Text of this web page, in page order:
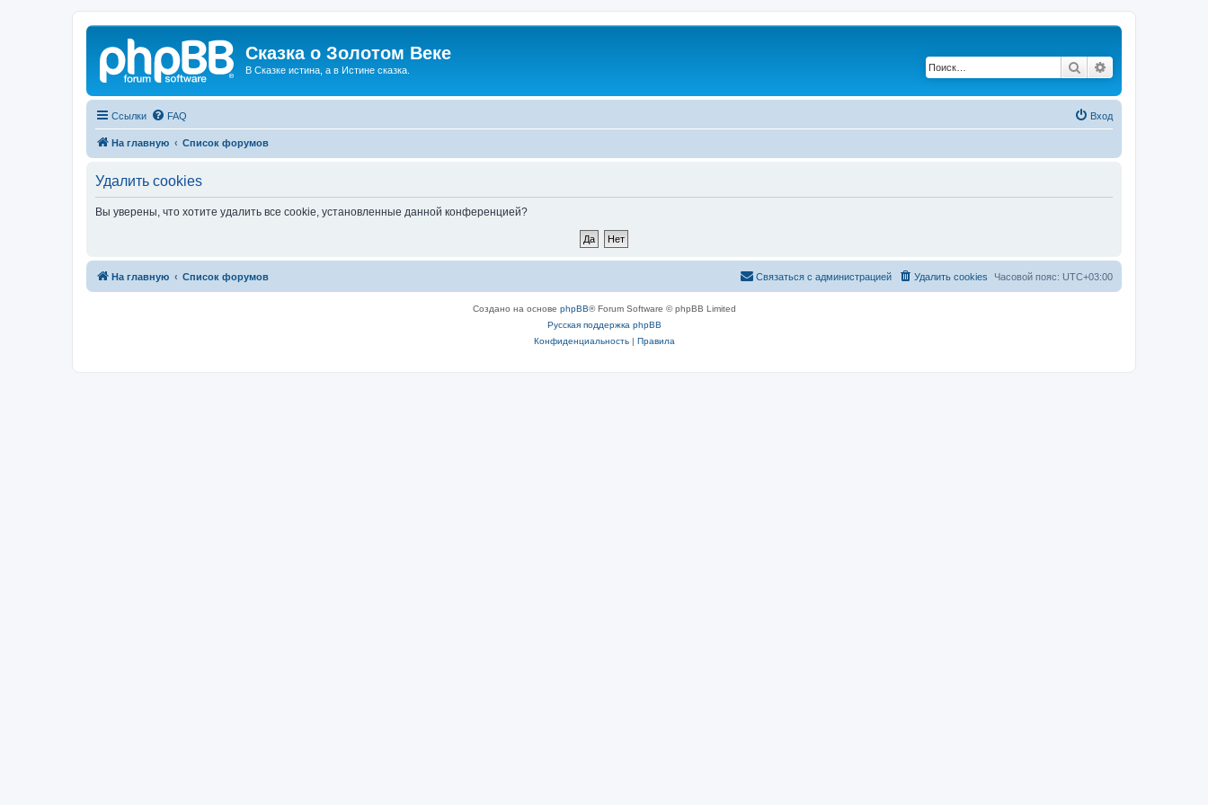
Сказка о Золотом Веке
В Сказке истина, а в Истине сказка. Поиск
Ссылки FAQ Вход
На главную Список форумов
Удалить cookies
Вы уверены, что хотите удалить все cookie, установленные данной конференцией?
На главную Список форумов Часовой пояс: UTC+03:00
Удалить cookies
Связаться с администрацией
Создано на основе phpBB® Forum Software © phpBB Limited
Русская поддержка phpBB
Конфиденциальность| Правила